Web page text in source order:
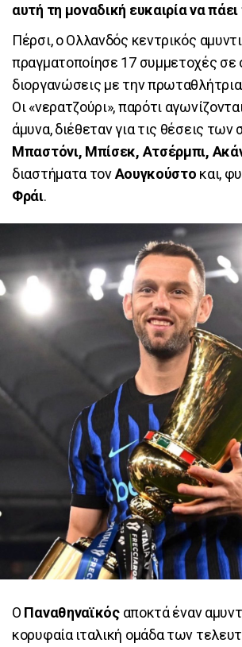
αυτή τη μοναδική ευκαιρία να
Πέρσι, ο Ολλανδός κεντρικός
πραγματοποίησε 17 συμμετοχές σε
διοργανώσεις με την πρωταθλήτρια
Οι «νερατζούρι», παρότι
άμυνα, διέθεταν για τις θέσεις
Μπαστόνι, Μπίσεκ, Ατσέρμπι,
διαστήματα τονΑουγκούστο και,
Φράι.
Ο Παναθηναϊκόςαποκτά έναν
κορυφαία ιταλική ομάδα των